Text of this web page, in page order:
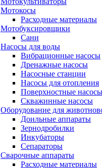
Мотокосы
Расходные материалы
Мотобуксировщики
Сани
Насосы для воды
Вибрационные насосы
Дренажные насосы
Насосные станции
Насосы для отопления
Поверхностные насосы
Скважинные насосы
Оборудование для
Доильные аппараты
Зернодробилки
Инкубаторы
Сепараторы
Сварочные аппараты
Расходные материалы